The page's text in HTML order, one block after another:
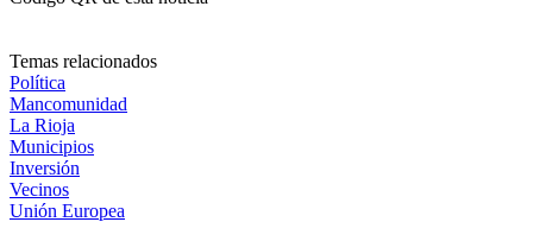
Temas relacionados
Política
Mancomunidad
La Rioja
Municipios
Inversión
Vecinos
Unión Europea